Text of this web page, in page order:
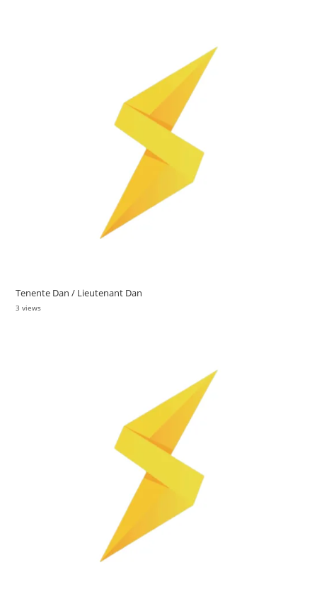
Tenente Dan / Lieutenant Dan
3 views